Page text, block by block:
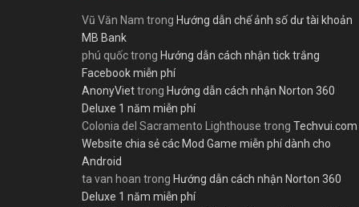
Vũ Văn Nam trong Hướng dẫn chế ảnh số dư tài khoản
MB Bank
phú quốctrong Hướng dẫn cách nhận tick trắng
Facebook miễn phí
AnonyViettrong Hướng dẫn cách nhận Norton 360
Deluxe 1 năm miễn phí
Colonia del Sacramento Lighthouse trong Techvui.com
Website chia sẻ các Mod Game miễn phí dành cho
Android
ta van hoan trong Hướng dẫn cách nhận Norton 360
Deluxe 1 năm miễn phí